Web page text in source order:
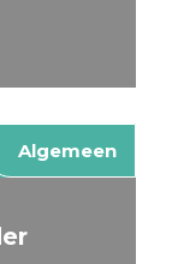
Algemeen